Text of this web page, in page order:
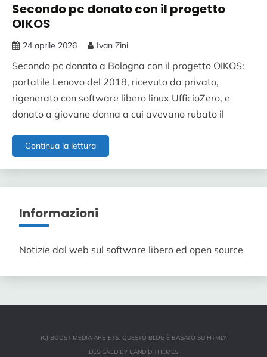
Secondo pc donato con il progetto
OIKOS
24 aprile 2026 Ivan Zini
Secondo pc donato a Bologna con il progetto OIKOS:
portatile Lenovo del 2018, ricevuto da privato,
rigenerato con software libero linux UfficioZero, e
donato a giovane donna a cui avevano rubato il
Continua la letturaSecondo
pc
donato
progetto
OIKOS
Informazioni
Notizie dal web sul software libero ed open source
(C) BOOST MEDIA APS-ETS. QUESTO BLOG È BASATO SU HTMLY
DESIGNED BY CANDID THEMES